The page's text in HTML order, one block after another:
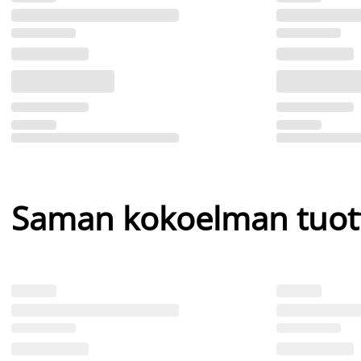
Saman kokoelman